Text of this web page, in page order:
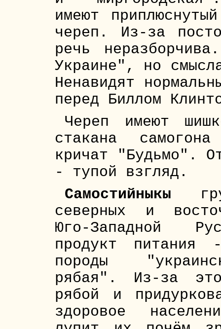
имеют
череп. Из-за
речь
Украине", но
Ненавидят
перед Биллом
Череп имеют
стакана
кричат "Будьмо".
- тупой взгляд.
Самостийныкы
северных и
Юго-Западной
продукт питания
породы
рябая". Из-за
рябой и
здоровое